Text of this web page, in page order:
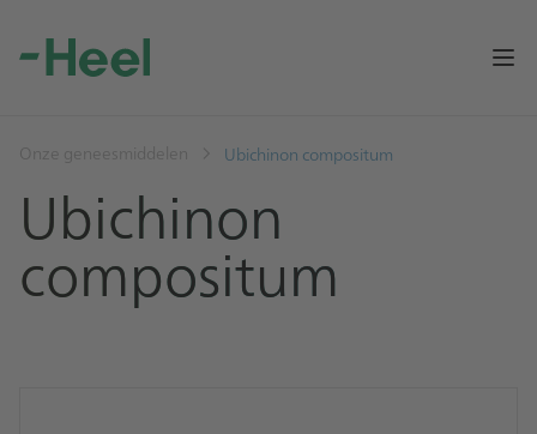
Onze geneesmiddelen Ubichinon compositum
Ubichinon
compositum